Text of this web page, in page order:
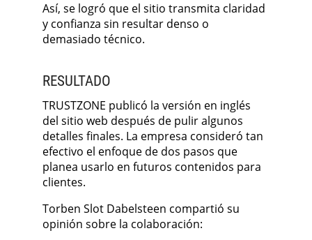
Así, se logró que el sitio transmita claridad
y confianza sin resultar denso o
demasiado técnico.
RESULTADO
TRUSTZONE publicó la versión en inglés
del sitio web después de pulir algunos
detalles finales. La empresa consideró tan
efectivo el enfoque de dos pasos que
planea usarlo en futuros contenidos para
clientes.
Torben Slot Dabelsteen compartió su
opinión sobre la colaboración: